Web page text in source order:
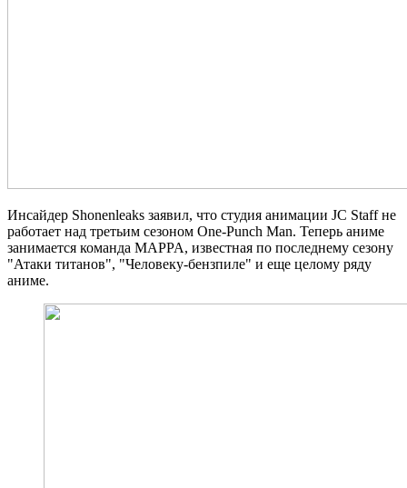
Инсайдер Shonenleaks заявил, что студия анимации JC Staff не
работает над третьим сезоном One-Punch Man. Теперь аниме
занимается команда MAPPA, известная по последнему сезону
"Атаки титанов", "Человеку-бензпиле" и еще целому ряду
аниме.